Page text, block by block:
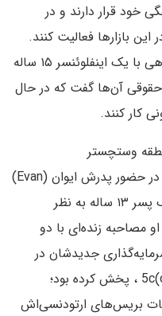
خود قرار دارند و در
در این بازارها فعالیت کنند.
حتی پاییز گذشته، کالشی مدت کوتاهی با یک اینفلوئنسر ۱۵ ساله
حقوقی آن‌ها گفت که در حال
کار کنند.
وستچستر
(Westchester County) نیویورک و در حضور پدرش ایوان (Evan)
با من صحبت می‌کرد، کاملاً شبیه یک پسر ۱۳ ساله به نظر
مصاحبه زنده‌ای با دو
جدیدشان در
بازارهای پیش‌بینی، یعنی 5c(c) Capital ، پخش کرده بود؛
بریس‌های ارتودنسی‌اش